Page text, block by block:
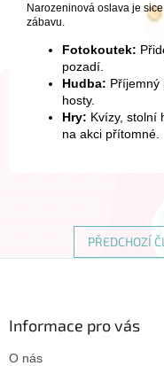
Narozeninová oslava je
zábavu.
Fotokoutek:
pozadí.
Hudba: Příjemný
hosty.
Hry: Kvízy, stolní
na akci přítomné.
PŘEDCHOZÍ
Informace pro vás
O nás